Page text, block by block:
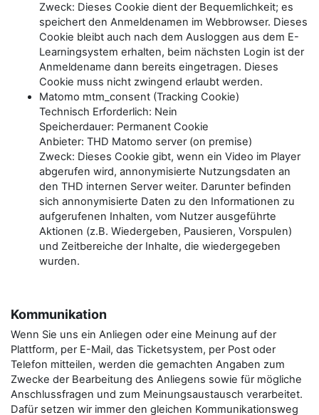
Zweck: Dieses Cookie dient der Bequemlichkeit; es
speichert den Anmeldenamen im Webbrowser. Dieses
Cookie bleibt auch nach dem Ausloggen aus dem E-
Learningsystem erhalten, beim nächsten Login ist der
Anmeldename dann bereits eingetragen. Dieses
Cookie muss nicht zwingend erlaubt werden.
Matomo mtm_consent (Tracking Cookie)
Technisch Erforderlich: Nein
Speicherdauer: Permanent Cookie
Anbieter: THD Matomo server (on premise)
Zweck: Dieses Cookie gibt, wenn ein Video im Player
abgerufen wird, annonymisierte Nutzungsdaten an
den THD internen Server weiter. Darunter befinden
sich annonymisierte Daten zu den Informationen zu
aufgerufenen Inhalten, vom Nutzer ausgeführte
Aktionen (z.B. Wiedergeben, Pausieren, Vorspulen)
und Zeitbereiche der Inhalte, die wiedergegeben
wurden.
Kommunikation
Wenn Sie uns ein Anliegen oder eine Meinung auf der
Plattform, per E-Mail, das Ticketsystem, per Post oder
Telefon mitteilen, werden die gemachten Angaben zum
Zwecke der Bearbeitung des Anliegens sowie für mögliche
Anschlussfragen und zum Meinungsaustausch verarbeitet.
Dafür setzen wir immer den gleichen Kommunikationsweg